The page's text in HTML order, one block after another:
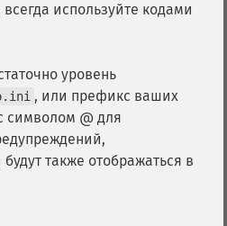
используйте кодами
уровень
, или префикс ваших
символом @ для
также отображаться в